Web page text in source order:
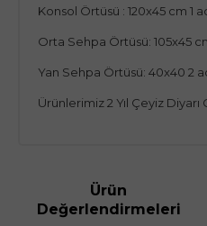
Konsol Örtüsü : 120x45 cm 1
Orta Sehpa Örtüsü: 105x45
Yan Sehpa Örtüsü: 40x40 2
Ürünlerimiz 2 Yıl Çeyiz Diyarı
Ürün
Değerlendirmeleri